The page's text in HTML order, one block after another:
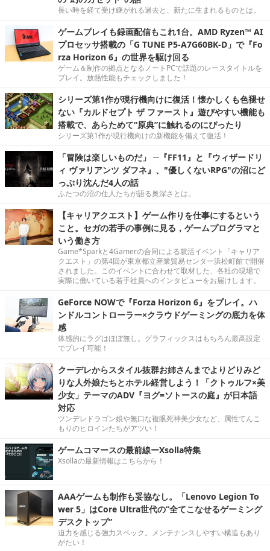
長い時を経て受け継がれる過去と、新たに生まれるものとは。
ゲームプレイも録画配信もこれ1台。AMD Ryzen™ AI
プロセッサ搭載の「G TUNE P5-A7G60BK-D」で『Fo
rza Horizon 6』の世界を駆け回る
ゲーム＆制作の拠点となるノートPCで話題のレースタイトルを
プレイ。放熱性能もチェックしました！
シリーズ第1作が現行機向けに復活！懐かしくも色褪せ
ない『カルドセプト ザ ファースト』遊びやすい機能も
搭載で、あらためて“原典”に触れるのにぴったり
シリーズ第1作が現行機向けの新機能を備えて復活！
「冒険は楽しいものだ」 ─『FF11』と『ウィザードリ
ィ ヴァリアンツ ダフネ』、"優しくないRPG"の沼にど
っぷり沈んだ4人の話
ふたつの沼の住人たちが語る奥深さとは。
【キャリアクエスト】ゲーム作りを仕事にするという
こと。セガの若手の事例に見る，ゲームプログラマと
いう働き方
Game*Sparkと4Gamerの合同による就活イベント「キャリア
クエスト」の第4回が東京都立産業貿易センター浜松町館で開催
されました。このイベントに合わせて取材した、各社の現場で
実際に働いている若手社員へのインタビューをお届けします。
GeForce NOWで『Forza Horizon 6』をプレイ。ハ
ンドルコントローラー×クラウドゲーミングの底力を体
感
体感的にラグはほぼ無し。グラフィックスはもちろん最高設定
でプレイ可能！
クーデレからスタイル抜群お姉さんまでよりどりみど
りな人外娘たちとホテル経営しよう！「クトゥルフ×美
少女」テーマのADV『ヨグ=ソトースの庭』が日本語
対応
ツンデレドラゴン娘や無口な複眼死神美少女など、属性てんこ
もりのヒロインたちがアツい！
ゲームコマースの最前線ーXsolla特集
Xsollaの最新情報はこちらから！
AAAゲームも制作も妥協なし。「Lenovo Legion To
wer 5」はCore Ultra世代の“全てこなせるゲーミング
デスクトップ”
迫力を感じる強力スペック。メンテナンスしやすい構造もあり
がたい！